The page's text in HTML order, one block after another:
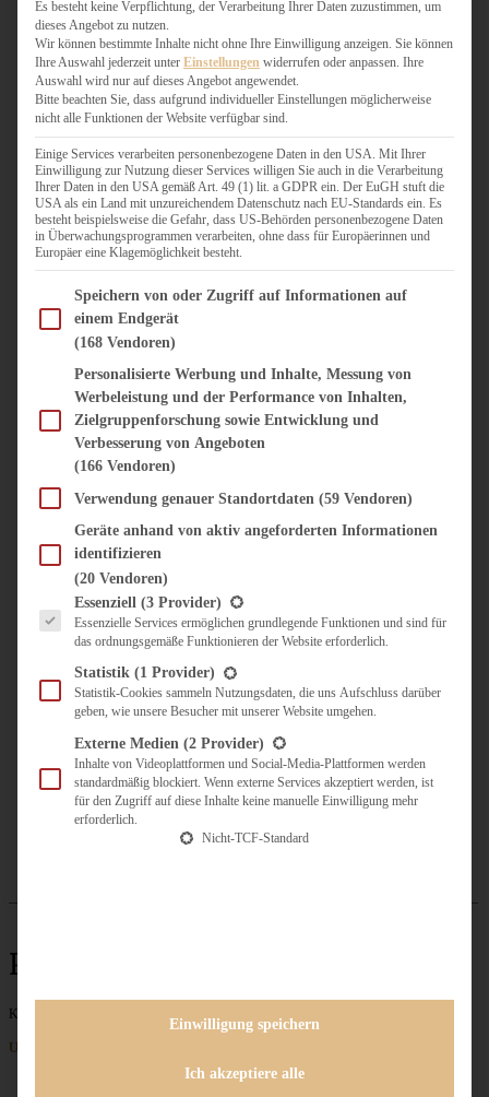
HERZHAFT
BURGER & SANDWICHES
FIX AUF DEM TISCH
FLEISCH & FISCH
GRILLEN / BARBECUE
HERZHAFTES BACKEN
ONE-POT-GERICHTE
PASTA & NUDELGERICHTE
PIZZA, TARTES & QUICHES
REIS & RISOTTO
SALATE & SNACKS
SUPPENKASPEREIEN
VORSPEISEN
SÜSS & HERZHAFT
BROTAUFSTRICH
DIPS, SAUCEN, CHUTNEYS
KÜCHENGESCHENKE
UNTERWEGS
KULINARISCH UNTERWEGS
ÜBER MICH
ZUSAMMENARBEIT
Proteinsalat
Keine Beiträge gefunden
Unternehmen
Es besteht keine Verpflichtung, der Verarbeitung Ihrer Daten zuzustimmen, um
dieses Angebot zu nutzen.
Wir können bestimmte Inhalte nicht ohne Ihre Einwilligung anzeigen. Sie können
Ihre Auswahl jederzeit unter Einstellungen widerrufen oder anpassen. Ihre
Auswahl wird nur auf dieses Angebot angewendet.
Bitte beachten Sie, dass aufgrund individueller Einstellungen möglicherweise
nicht alle Funktionen der Website verfügbar sind.
Einige Services verarbeiten personenbezogene Daten in den USA. Mit Ihrer
Einwilligung zur Nutzung dieser Services willigen Sie auch in die Verarbeitung
Ihrer Daten in den USA gemäß Art. 49 (1) lit. a GDPR ein. Der EuGH stuft die
USA als ein Land mit unzureichendem Datenschutz nach EU-Standards ein. Es
besteht beispielsweise die Gefahr, dass US-Behörden personenbezogene Daten
in Überwachungsprogrammen verarbeiten, ohne dass für Europäerinnen und
Europäer eine Klagemöglichkeit besteht.
Im Folgenden finden Sie eine Liste der Zwecke des IAB Transparency and Consent
Speichern von oder Zugriff auf Informationen auf
einem Endgerät
(168 Vendoren)
Personalisierte Werbung und Inhalte, Messung von
Werbeleistung und der Performance von Inhalten,
Zielgruppenforschung sowie Entwicklung und
Verbesserung von Angeboten
(166 Vendoren)
Verwendung genauer Standortdaten (59 Vendoren)
Geräte anhand von aktiv angeforderten Informationen
identifizieren
(20 Vendoren)
Es folgt eine Liste der Service-Gruppen, für die eine Einwilligung erteilt werden
Essenziell (3 Provider)
Essenzielle Services ermöglichen grundlegende Funktionen und sind für
das ordnungsgemäße Funktionieren der Website erforderlich.
Statistik (1 Provider)
Statistik-Cookies sammeln Nutzungsdaten, die uns Aufschluss darüber
geben, wie unsere Besucher mit unserer Website umgehen.
Externe Medien (2 Provider)
Inhalte von Videoplattformen und Social-Media-Plattformen werden
standardmäßig blockiert. Wenn externe Services akzeptiert werden, ist
für den Zugriff auf diese Inhalte keine manuelle Einwilligung mehr
erforderlich.
Nicht-TCF-Standard
Einwilligung speichern
Ich akzeptiere alle